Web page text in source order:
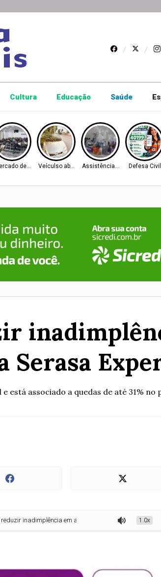
Cultura Educação Saúde
de trabalhoVeículso abandonadosAssistência SocialDefesa Civil
Serasa
associado a quedas de até 31%
em análises de crédito, aponta Serasa1.0x